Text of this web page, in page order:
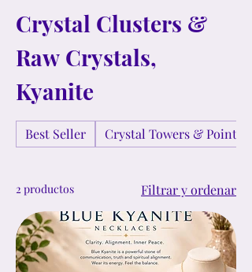
Crystal Clusters &
Raw Crystals,
Kyanite
Best Seller Crystal Towers & Points
2 productos Filtrar y ordenar